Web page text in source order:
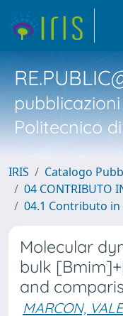
Politecnico
IRIS
Catalogo
04 CONTRIBUTO
04.1 Contributo
Molecular
bulk
and
MARCON,